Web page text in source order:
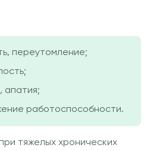
переутомление;
апатия;
работоспособности.
тяжелых хронических